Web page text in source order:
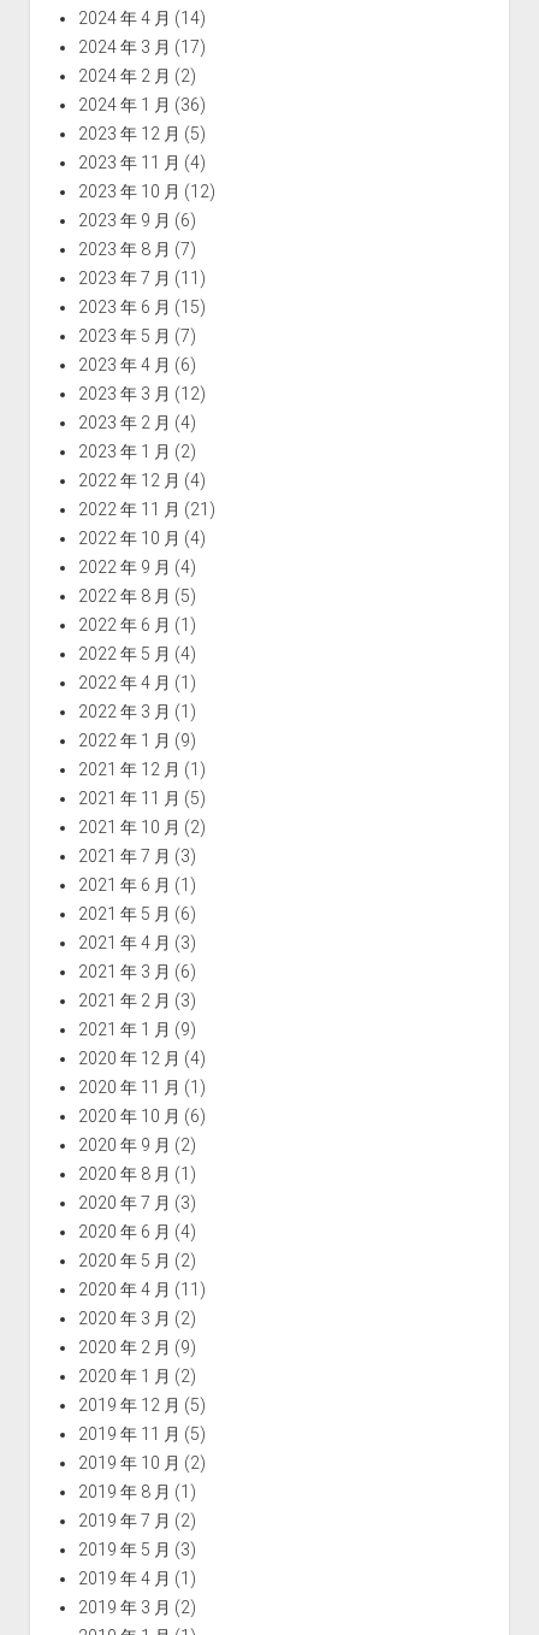
2024 年 4 月 (14)
2024 年 3 月 (17)
2024 年 2 月 (2)
2024 年 1 月 (36)
2023 年 12 月 (5)
2023 年 11 月 (4)
2023 年 10 月 (12)
2023 年 9 月 (6)
2023 年 8 月 (7)
2023 年 7 月 (11)
2023 年 6 月 (15)
2023 年 5 月 (7)
2023 年 4 月 (6)
2023 年 3 月 (12)
2023 年 2 月 (4)
2023 年 1 月 (2)
2022 年 12 月 (4)
2022 年 11 月 (21)
2022 年 10 月 (4)
2022 年 9 月 (4)
2022 年 8 月 (5)
2022 年 6 月 (1)
2022 年 5 月 (4)
2022 年 4 月 (1)
2022 年 3 月 (1)
2022 年 1 月 (9)
2021 年 12 月 (1)
2021 年 11 月 (5)
2021 年 10 月 (2)
2021 年 7 月 (3)
2021 年 6 月 (1)
2021 年 5 月 (6)
2021 年 4 月 (3)
2021 年 3 月 (6)
2021 年 2 月 (3)
2021 年 1 月 (9)
2020 年 12 月 (4)
2020 年 11 月 (1)
2020 年 10 月 (6)
2020 年 9 月 (2)
2020 年 8 月 (1)
2020 年 7 月 (3)
2020 年 6 月 (4)
2020 年 5 月 (2)
2020 年 4 月 (11)
2020 年 3 月 (2)
2020 年 2 月 (9)
2020 年 1 月 (2)
2019 年 12 月 (5)
2019 年 11 月 (5)
2019 年 10 月 (2)
2019 年 8 月 (1)
2019 年 7 月 (2)
2019 年 5 月 (3)
2019 年 4 月 (1)
2019 年 3 月 (2)